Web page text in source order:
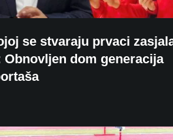
se stvaraju prvaci
dom generacija